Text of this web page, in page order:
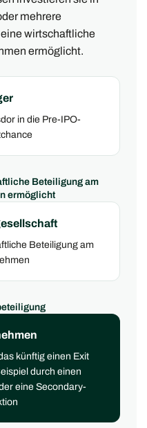
mehrere
wirtschaftliche
ermöglicht.
in die Pre-IPO-
Beteiligung am
ermöglicht
Beteiligung am
künftig einen Exit
durch einen
eine Secondary-